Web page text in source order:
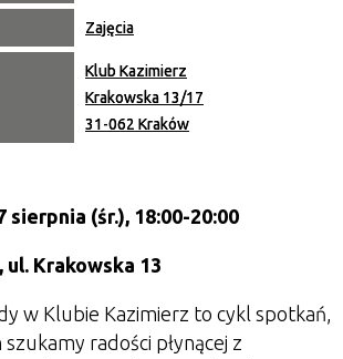
Zajęcia
Klub Kazimierz
Krakowska 13/17
31-062 Kraków
sierpnia (śr.), 18:00-20:00
Krakowska 13
w Klubie Kazimierz to cykl spotkań,
radości płynącej z